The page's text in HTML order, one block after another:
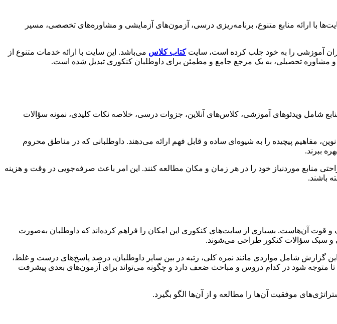
با ارائه منابع متنوع، برنامه‌ریزی درسی، آزمون‌های آزمایشی و مشاوره‌های تخصصی، مسیر
آموزشی را به خود جلب کرده است، سایتکتاب کلاس می‌باشد. این سایت با ارائه خدمات متنوع از
مشاوره تحصیلی، به یک مرجع جامع و مطمئن برای داوطلبان کنکوری تبدیل شده است.
شامل ویدئوهای آموزشی، کلاس‌های آنلاین، جزوات درسی، خلاصه نکات کلیدی، نمونه سؤالات
مفاهیم پیچیده را به شیوه‌ای ساده و قابل فهم ارائه می‌دهند. داوطلبانی که در مناطق محروم
ببرند.
منابع موردنیاز خود را در هر زمان و مکان مطالعه کنند. این امر باعث صرفه‌جویی در وقت و هزینه
باشند.
قوت آن‌هاست. بسیاری از سایت‌های کنکوری این امکان را فراهم کرده‌اند که داوطلبان به‌صورت
و سبک سؤالات کنکور طراحی می‌شوند.
گزارش شامل مواردی مانند نمره کلی، رتبه در بین سایر داوطلبان، درصد پاسخ‌های درست و غلط،
تا متوجه شود در کدام دروس و مباحث ضعف دارد و چگونه می‌تواند برای آزمون‌های بعدی پیشرفت
موفقیت آن‌ها را مطالعه و از آن‌ها الگو بگیرد.